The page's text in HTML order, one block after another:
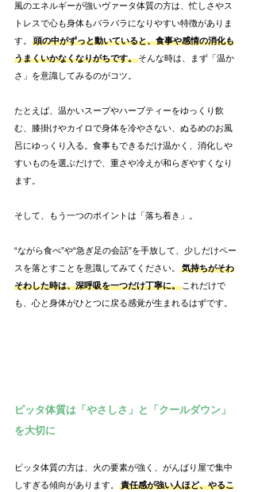
風のエネルギーが強いヴァータ体質の方は、忙しさやス
トレスで心も身体もバラバラになりやすい特徴がありま
す。
頭の中がずっと動いていると、食事や感情の消化も
うまくいかなくなりがちです。 そんな時は、まず「温か
さ」を意識してみるのがコツ。
たとえば、温かいスープやハーブティーをゆっくり飲
む、膝掛けやカイロで身体を冷やさない、ぬるめのお風
呂にゆっくり入る。食事もできるだけ温かく、消化しや
すいものを選ぶだけで、重さや冷えが和らぎやすくなり
ます。
そして、もう一つのポイントは「落ち着き」。
“ながら食べ”や“急ぎ足の会話”を手放して、少しだけペー
スを落とすことを意識してみてください。
気持ちがそわ
そわした時は、深呼吸を一つだけ丁寧に。 これだけで
も、心と身体がひとつに戻る感覚が生まれるはずです。
ピッタ体質は「やさしさ」と「クールダウン」
を大切に
ピッタ体質の方は、火の要素が強く、がんばり屋で集中
しすぎる傾向があります。
責任感が強い人ほど、やるこ